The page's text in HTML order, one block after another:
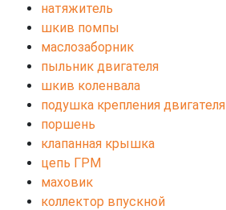
натяжитель
шкив помпы
маслозаборник
пыльник двигателя
шкив коленвала
подушка крепления двигателя
поршень
клапанная крышка
цепь ГРМ
маховик
коллектор впускной